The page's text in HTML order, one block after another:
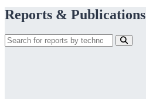
Reports & Publications